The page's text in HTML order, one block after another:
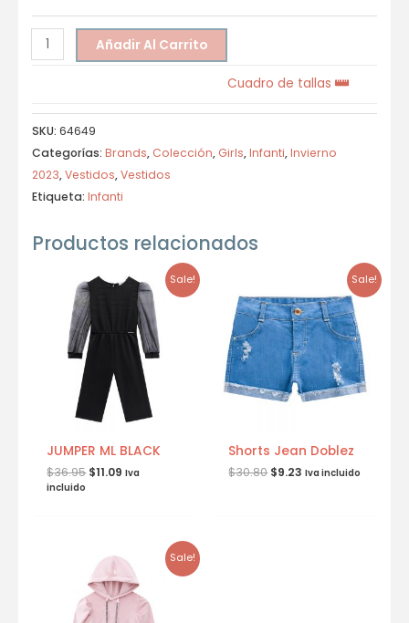
Añadir Al Carrito
Cuadro de tallas
SKU: 64649
Categorías: Brands, Colección, Girls,Infanti,Invierno
2023,Vestidos,Vestidos
Etiqueta: Infanti
Productos relacionados
Sale!
JUMPER ML BLACK
$36.95 $11.09 Iva
incluido
Sale!
Shorts Jean Doblez
$30.80 $9.23 Iva incluido
Sale!